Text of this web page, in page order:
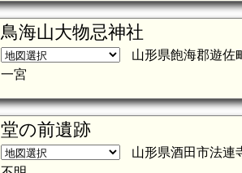
鳥海山大物忌神社
山形県飽海郡遊佐
一宮
堂の前遺跡
山形県酒田市法連